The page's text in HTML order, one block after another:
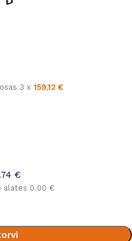
3 x159,12€
€
alates 0.00 €